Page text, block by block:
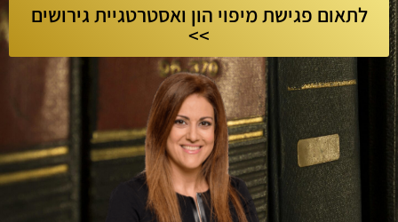
לתאום פגישת מיפוי הון ואסטרטגיית גירושים
>>